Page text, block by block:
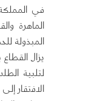
في
الماهرة
المبذولة
يزال
لتلبية
الافتقار